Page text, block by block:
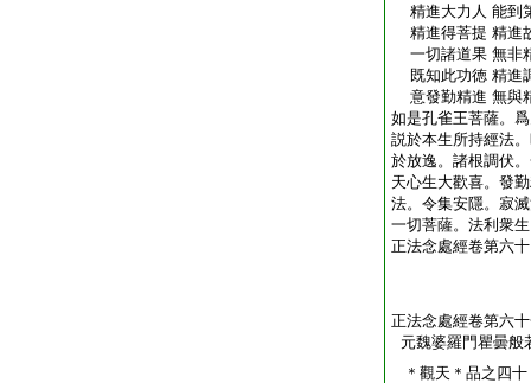
精進大力人 能到
精進得菩提 精進
一切諸道果 無非
既知此功徳 精進
意發勤精進 無與
如是孔雀王菩薩。
説於本生所持經法
於放逸。諸根調伏
天心生大歡喜。發
法。令集安隱。寂
一切菩薩。法利衆生
正法念處經卷第六十
正法念處經卷第六
元魏婆羅門瞿曇般
＊觀天＊品之四十